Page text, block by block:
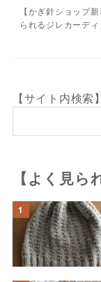
【かぎ針ショップ
られるジレカーディ
【サイト内検索】
【よく見ら
1